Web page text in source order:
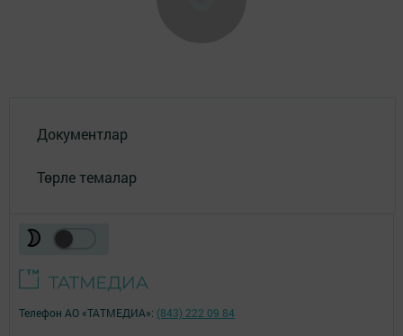
Документлар
Төрле темалар
Телефон АО «ТАТМЕДИА»: (843) 222 09 84